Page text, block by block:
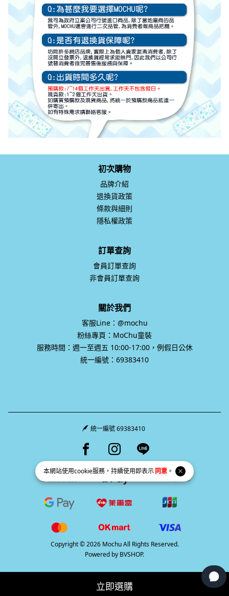
本網站使用cookie服務，持續使用即表示同意 。
立即選購
初次購物
品牌介紹
退換貨政策
條款與細則
隱私權政策
訂單查詢
會員訂單查詢
非會員訂單查詢
關於我們
客服Line：@mochu
粉絲專頁：MoChu童裝
服務時間：週一至週五 10:00-17:00，例假日公休
統一編號：69383410
統一編號 69383410
Facebook page
Instagram page
Line page
Copyright © 2026 Mochu All Rights Reserved.
Powered by BVSHOP.